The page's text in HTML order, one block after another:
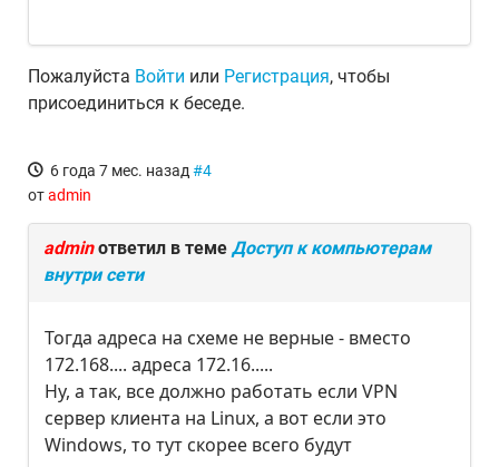
Пожалуйста Войти или Регистрация, чтобы
присоединиться к беседе.
6 года 7 мес. назад #4
отadmin
adminответил в теме Доступ к компьютерам
внутри сети
Тогда адреса на схеме не верные - вместо
172.168.... адреса 172.16.....
Ну, а так, все должно работать если VPN
сервер клиента на Linux, а вот если это
Windows, то тут скорее всего будут